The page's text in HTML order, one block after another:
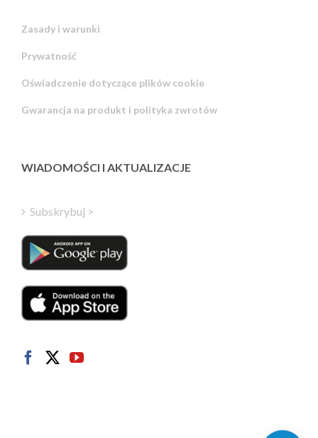
Zasady i warunki
Prywatność
Oświadczenie dotyczące plików cookie
Gwarancja na produkt i polityka zwrotów
WIADOMOŚCI I AKTUALIZACJE
Subskrybuj >